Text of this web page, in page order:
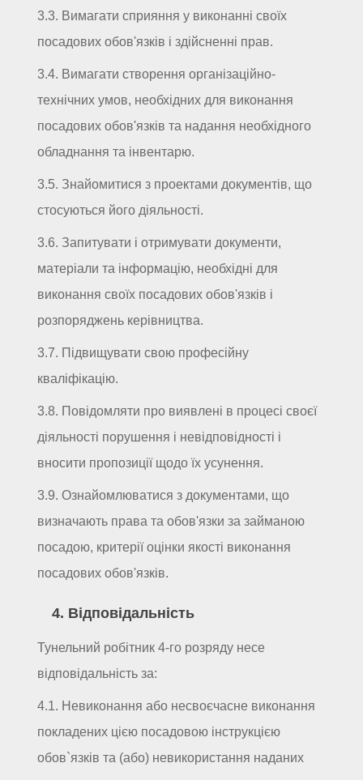
3.3. Вимагати сприяння у виконанні своїх
посадових обов'язків і здійсненні прав.
3.4. Вимагати створення організаційно-
технічних умов, необхідних для виконання
посадових обов'язків та надання необхідного
обладнання та інвентарю.
3.5. Знайомитися з проектами документів, що
стосуються його діяльності.
3.6. Запитувати і отримувати документи,
матеріали та інформацію, необхідні для
виконання своїх посадових обов'язків і
розпоряджень керівництва.
3.7. Підвищувати свою професійну
кваліфікацію.
3.8. Повідомляти про виявлені в процесі своєї
діяльності порушення і невідповідності і
вносити пропозиції щодо їх усунення.
3.9. Ознайомлюватися з документами, що
визначають права та обов'язки за займаною
посадою, критерії оцінки якості виконання
посадових обов'язків.
4. Відповідальність
Тунельний робітник 4-го розряду несе
відповідальність за:
4.1. Невиконання або несвоєчасне виконання
покладених цією посадовою інструкцією
обов`язків та (або) невикористання наданих